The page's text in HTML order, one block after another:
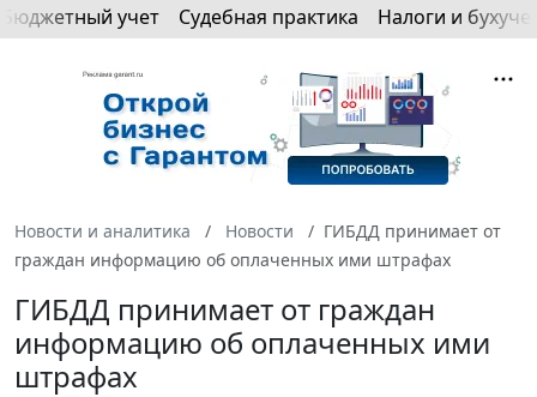
Бюджетный учет Судебная практика Налоги и
Новости и аналитика Новости
ГИБДД принимает от
граждан информацию об оплаченных ими штрафах
ГИБДД принимает от граждан
информацию об оплаченных ими
штрафах